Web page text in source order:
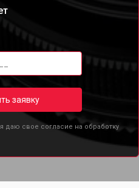
заявку
даю свое согласие на обработку